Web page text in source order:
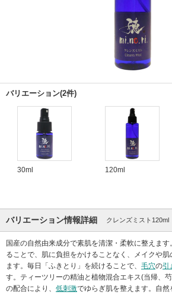
バリエーション(2件)
30ml 120ml
バリエーション情報詳細 クレンズミスト120ml
国産の自然由来成分で素肌を清潔・柔軟に整えます。
ることで、肌に負担をかけることなく、メイクや
ます。毎日「ふきとり」を続けることで、 毛穴の引
す。ティーツリーの精油と植物混合エキス(当帰、
の配合により、 低刺激でゆらぎ肌を整えます。自然